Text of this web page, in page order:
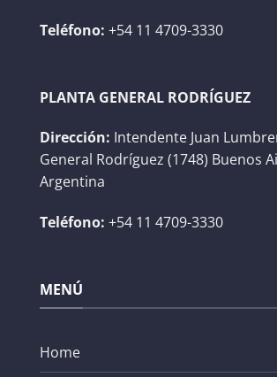
Teléfono: +54 11 4709-3330
PLANTA GENERAL RODRÍGUEZ
Dirección: Intendente Juan
General Rodríguez (1748) Buenos
Argentina
Teléfono: +54 11 4709-3330
MENÚ
Home